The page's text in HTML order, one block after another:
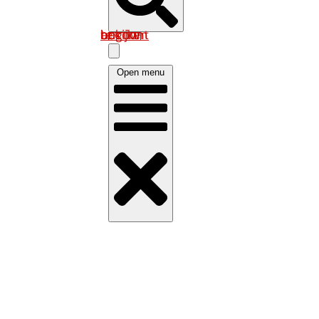
Log in om uw account te bekijken
Open menu